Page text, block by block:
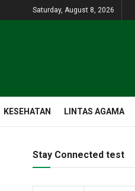
Saturday, August 8, 2026
KESEHATAN LINTAS AGAMA
Stay Connected test